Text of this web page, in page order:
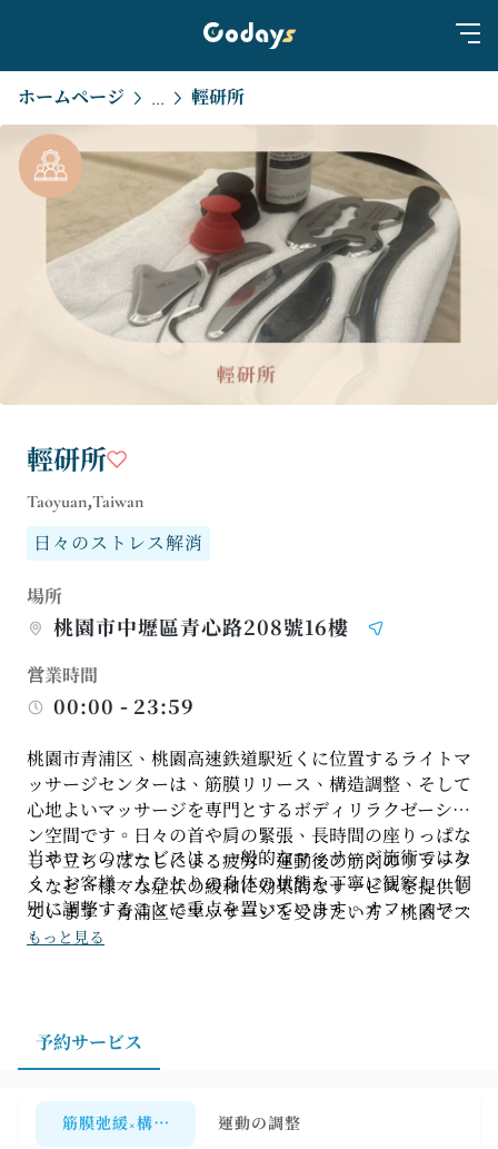
ホームページ ... 輕研所
輕研所
Taoyuan,Taiwan
日々のストレス解消
場所
桃園市中壢區青心路208號16樓
営業時間
00:00 - 23:59
桃園市青浦区、桃園高速鉄道駅近くに位置するライトマ
ッサージセンターは、筋膜リリース、構造調整、そして
心地よいマッサージを専門とするボディリラクゼーショ
ン空間です。日々の首や肩の緊張、長時間の座りっぱな
しや立ちっぱなしによる疲労、運動後の筋肉のリラック
スなど、様々な症状の緩和に効果的なサービスを提供し
ています。青浦区でマッサージを受けたい方、桃園でス
ポーツマッサージを受けたい方、その他リラクゼーショ
当サロンのサービスは、一般的なマッサージ施術ではな
く、お客様一人ひとりの身体の状態を丁寧に観察し、個
別に調整することに重点を置いています。オフィスワー
カー、アスリート、通勤者、あるいは日々の姿勢による
慣、特別な身体の状態などがある場合は、事前にご予約
の上、ご希望の時間帯の空き状況をご確認いただくこと
もっと見る
予約サービス
筋膜弛緩×構造調整 運動の調整